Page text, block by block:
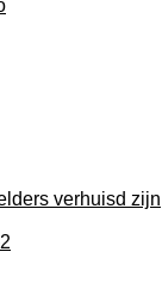
verhuisd zijn